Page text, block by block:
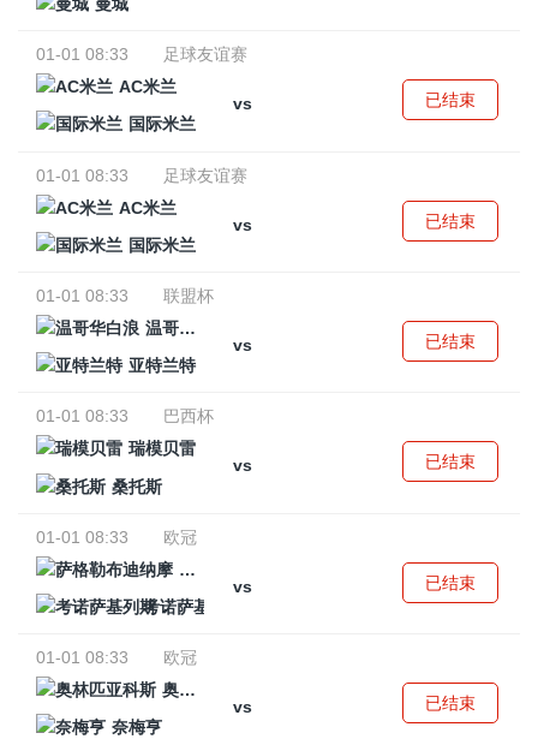
01-01 08:33
足球友谊赛
AC米兰
vs
国际米兰
已结束
01-01 08:33
足球友谊赛
AC米兰
vs
国际米兰
已结束
01-01 08:33
联盟杯
温哥华白浪
vs
亚特兰特
已结束
01-01 08:33
巴西杯
瑞模贝雷
vs
桑托斯
已结束
01-01 08:33
欧冠
萨格勒布迪纳摩
vs
考诺萨基列斯
已结束
01-01 08:33
欧冠
奥林匹亚科斯
vs
奈梅亨
已结束